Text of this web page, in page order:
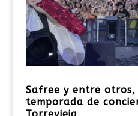
Safree y entre
temporada de